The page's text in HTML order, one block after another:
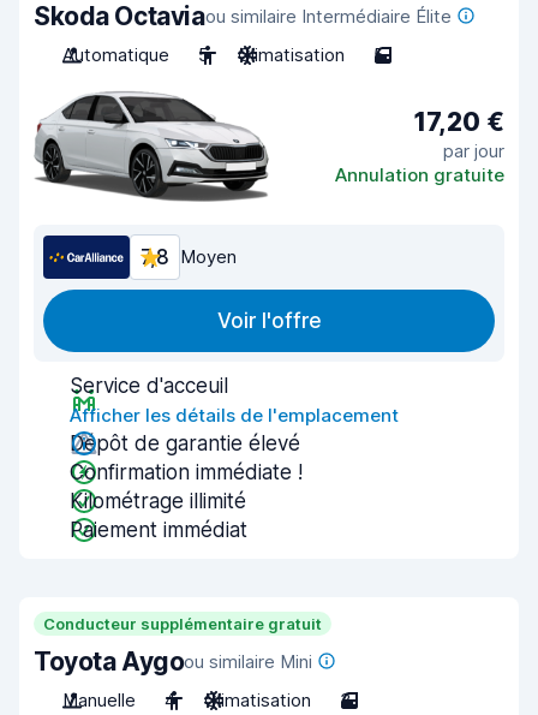
Skoda Octaviaou similaire Intermédiaire Élite
Automatique
5 Climatisation 5
17,20 €
par jour
Annulation gratuite
7,8 Moyen
Voir l'offre
Service d'acceuil
Afficher les détails de l'emplacement
Dépôt de garantie élevé
Confirmation immédiate !
Kilométrage illimité
Paiement immédiat
Conducteur supplémentaire gratuit
Toyota Aygoou similaire Mini
Manuelle
4 Climatisation 3